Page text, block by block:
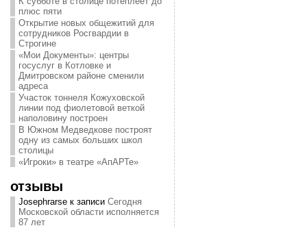
плюс пяти
Открытие новых общежитий для
сотрудников Росгвардии в
Строгине
«Мои Документы»: центры
госуслуг в Котловке и
Дмитровском районе сменили
адреса
Участок тоннеля Кожуховской
линии под фиолетовой веткой
наполовину построен
В Южном Медведкове построят
одну из самых больших школ
столицы
«Игроки» в театре «АпАРТе»
отзывы
Josephrarseк записи Сегодня
Московской области исполняется
87 лет